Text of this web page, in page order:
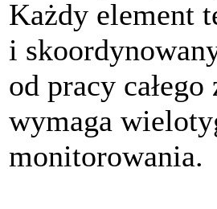
Każdy element
i
od pracy
wymaga
monitorowania.